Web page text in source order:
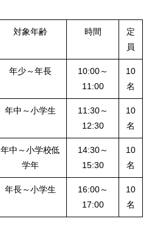
対象年齢 時間
定
員
年少～年長
10:00～
11:00
10
名
年中～小学生
11:30～
12:30
10
名
年中～小学校低
学年
14:30～
15:30
10
名
年長～小学生
16:00～
17:00
10
名